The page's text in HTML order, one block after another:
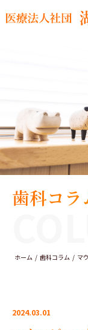
歯科コラ
ホーム 歯科コラム
マ
2024.03.01